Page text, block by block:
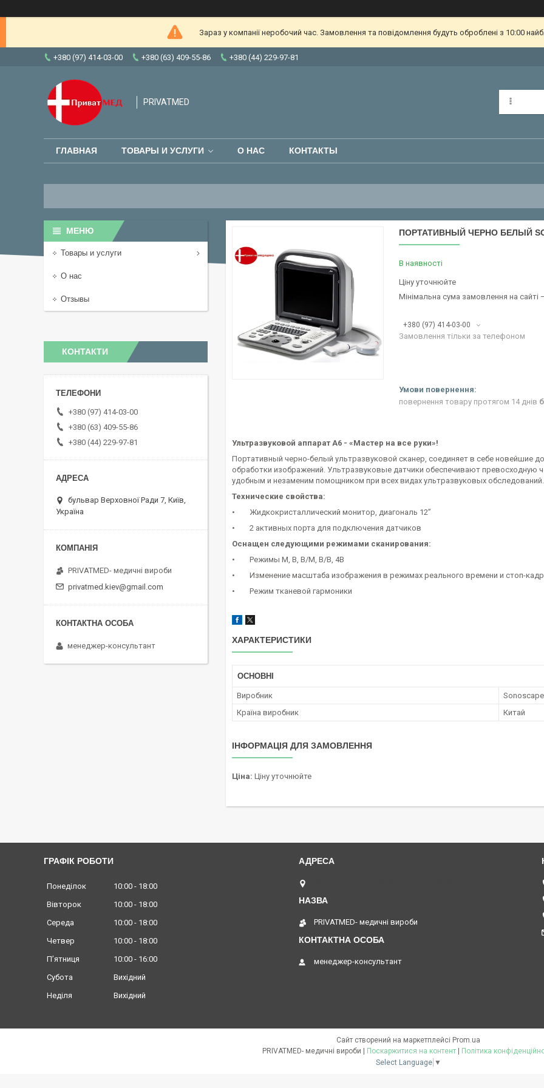
Зараз у компанії неробочий час. Замовлення та повідомлення будуть оброблені з 10:00
+380 (97) 414-03-00 +380 (63) 409-55-86 +380 (44) 229-97-81
PRIVATMED
ГЛАВНАЯ ТОВАРЫ И УСЛУГИ О НАС КОНТАКТЫ
ПОРТАТИВНЫЙ ЧЕРНО БЕЛЫЙ
В наявності
Ціну уточнюйте
Мінімальна сума замовлення на сайті
+380 (97) 414-03-00
Замовлення тільки за телефоном
повернення товару протягом 14 днів
Ультразвуковой аппарат A6 - «Мастер на все руки»!
Портативный черно-белый ультразвуковой сканер, соединяет в себе новейшие
обработки изображений. Ультразвуковые датчики обеспечивают превосходную
удобным и незаменим помощником при всех видах ультразвуковых обследований.
Технические свойства:
• Жидкокристаллический монитор, диагональ 12”
• 2 активных порта для подключения датчиков
Оснащен следующими режимами сканирования:
• Режимы М, В, В/М, В/В, 4В
• Изменение масштаба изображения в режимах реального времени и стоп-
• Режим тканевой гармоники
ХАРАКТЕРИСТИКИ
ОСНОВНІ
Виробник
Sonoscape
Країна виробник
Китай
ІНФОРМАЦІЯ ДЛЯ ЗАМОВЛЕННЯ
Ціна: Ціну уточнюйте
Товары и услуги
О нас
Отзывы
КОНТАКТИ
+380 (97) 414-03-00
+380 (63) 409-55-86
+380 (44) 229-97-81
бульвар Верховної Ради 7, Київ,
Україна
PRIVATMED- медичні вироби
privatmed.kiev@gmail.com
менеджер-консультант
ГРАФІК РОБОТИ
Понеділок 10:00
18:00
Вівторок
10:00
18:00
Середа
10:00
18:00
Четвер
10:00
18:00
Пʼятниця
10:00
16:00
Субота
Вихідний
Неділя
Вихідний
PRIVATMED- медичні вироби
менеджер-консультант
Сайт створений на маркетплейсі Prom.ua
Поскаржитися на контент
Політика
Select Language ▼